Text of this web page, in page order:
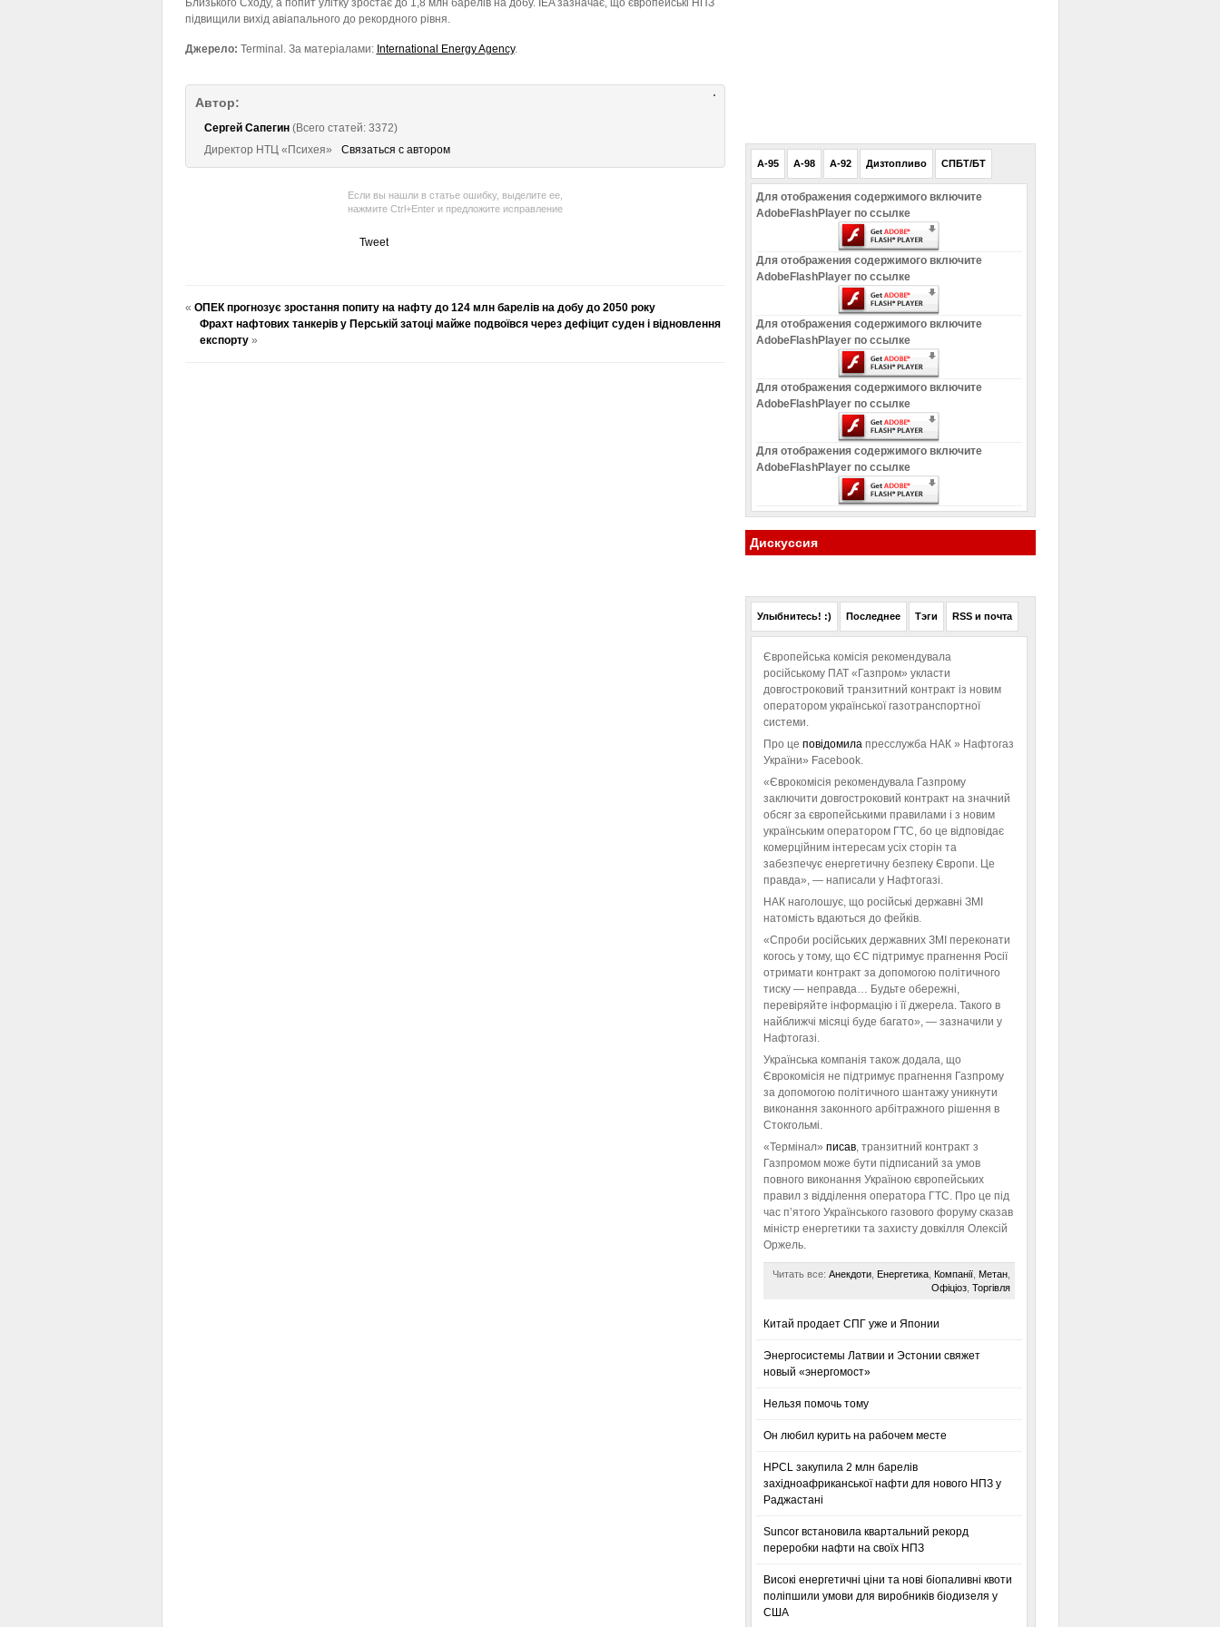
Близького Сходу, а попит улітку зростає до 1,8 млн барелів на добу. IEA зазначає, що європейські НПЗ
підвищили вихід авіапального до рекордного рівня.
Джерело: Terminal. За матеріалами: International Energy Agency.
Автор:
Сергей Сапегин(Всего статей: 3372)
Директор НТЦ «Психея»
Связаться с автором
Если вы нашли в статье ошибку, выделите ее,
нажмите Ctrl+Enter и предложите исправление
Tweet
« ОПЕК прогнозує зростання попиту на нафту до 124 млн барелів на добу до 2050 року
Фрахт нафтових танкерів у Перській затоці майже подвоївся через дефіцит суден і відновлення
експорту»
A-95 A-98 A-92 Дизтопливо СПБТ/БТ
Для отображения содержимого включите
AdobeFlashPlayer по ссылке
Для отображения содержимого включите
AdobeFlashPlayer по ссылке
Для отображения содержимого включите
AdobeFlashPlayer по ссылке
Для отображения содержимого включите
AdobeFlashPlayer по ссылке
Для отображения содержимого включите
AdobeFlashPlayer по ссылке
Дискуссия
Улыбнитесь! :) Последнее Тэги RSS и почта
Європейська комісія рекомендувала
російському ПАТ «Газпром» укласти
довгостроковий транзитний контракт із новим
оператором української газотранспортної
системи.
Про це повідомила пресслужба НАК » Нафтогаз
України» Facebook.
«Єврокомісія рекомендувала Газпрому
заключити довгостроковий контракт на значний
обсяг за європейськими правилами і з новим
українським оператором ГТС, бо це відповідає
комерційним інтересам усіх сторін та
забезпечує енергетичну безпеку Європи. Це
правда», — написали у Нафтогазі.
НАК наголошує, що російські державні ЗМІ
натомість вдаються до фейків.
«Спроби російських державних ЗМІ переконати
когось у тому, що ЄС підтримує прагнення Росії
отримати контракт за допомогою політичного
тиску — неправда… Будьте обережні,
перевіряйте інформацію і її джерела. Такого в
найближчі місяці буде багато», — зазначили у
Нафтогазі.
Українська компанія також додала, що
Єврокомісія не підтримує прагнення Газпрому
за допомогою політичного шантажу уникнути
виконання законного арбітражного рішення в
Стокгольмі.
«Термінал» писав, транзитний контракт з
Газпромом може бути підписаний за умов
повного виконання Україною європейських
правил з відділення оператора ГТС. Про це під
час п’ятого Українського газового форуму сказав
міністр енергетики та захисту довкілля Олексій
Оржель.
Читать все: Анекдоти, Енергетика, Компанії, Метан,
Офіціоз, Торгівля
Китай продает СПГ уже и Японии
Энергосистемы Латвии и Эстонии свяжет
новый «энергомост»
Нельзя помочь тому
Он любил курить на рабочем месте
HPCL закупила 2 млн барелів
західноафриканської нафти для нового НПЗ у
Раджастані
Suncor встановила квартальний рекорд
переробки нафти на своїх НПЗ
Високі енергетичні ціни та нові біопаливні квоти
поліпшили умови для виробників біодизеля у
США